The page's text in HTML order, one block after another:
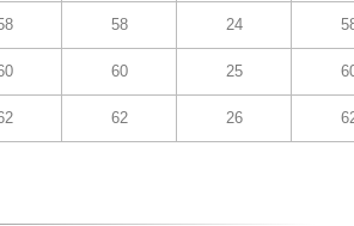
58 24
60 25
62 26